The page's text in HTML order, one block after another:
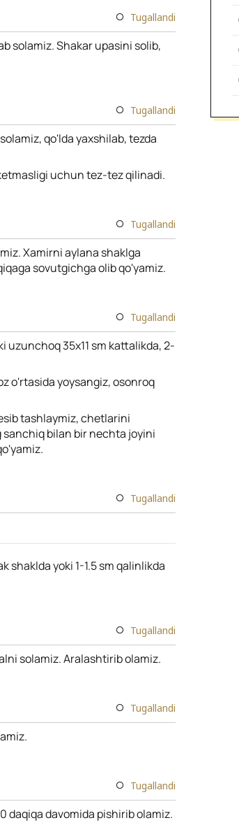
Tugallandi
solamiz. Shakar upasini solib,
Tugallandi
qo'lda yaxshilab, tezda
uchun tez-tez qilinadi.
Tugallandi
Xamirni aylana shaklga
sovutgichga olib qo'yamiz.
Tugallandi
uzunchoq 35х11 sm kattalikda, 2-
o'rtasida yoysangiz, osonroq
tashlaymiz, chetlarini
bilan bir nechta joyini
Tugallandi
shaklda yoki 1-1.5 sm qalinlikda
Tugallandi
solamiz. Aralashtirib olamiz.
Tugallandi
Tugallandi
daqiqa davomida pishirib olamiz.